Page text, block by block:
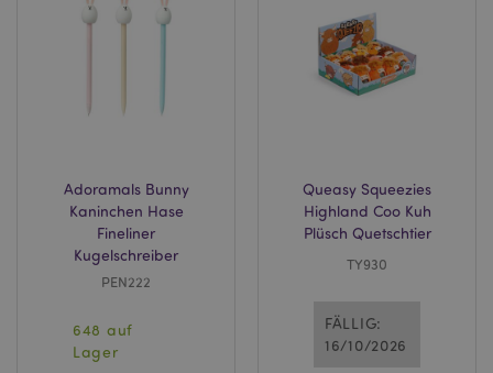
Adoramals Bunny
Kaninchen Hase
Fineliner
Kugelschreiber
PEN222
648 auf
Lager
Queasy Squeezies
Highland Coo Kuh
Plüsch Quetschtier
TY930
FÄLLIG:
16/10/2026